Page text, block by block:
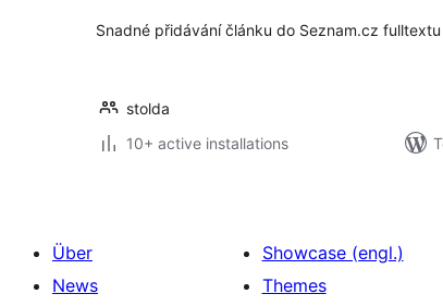
Snadné přidávání článku do Seznam.cz fulltextu
stolda
10+ active installations
Über
News
Showcase (engl.)
Themes